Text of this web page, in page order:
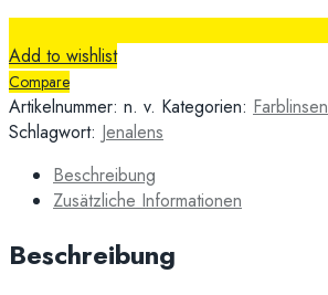
Add to wishlist
Compare
Artikelnummer: n. v. Kategorien: Farblinsen
Schlagwort: Jenalens
Beschreibung
Zusätzliche Informationen
Beschreibung